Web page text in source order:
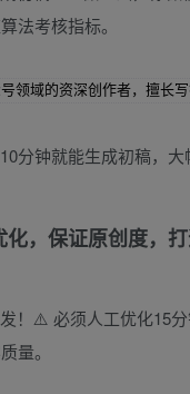
法考核指标。
领域的资深创作者，擅长
分钟就能生成初稿，
化，保证原创度，
！⚠️ 必须人工优化15
量。